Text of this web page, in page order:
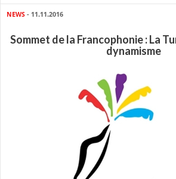
NEWS - 11.11.2016
Sommet de la Francophonie : La
dynamisme